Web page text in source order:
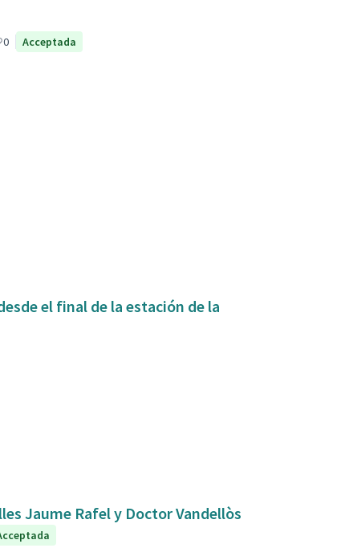
0 Acceptada
el final de la estación de la
Jaume Rafel y Doctor Vandellòs